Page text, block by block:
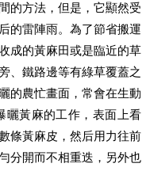
的方法，但是，它顯然受
的雷陣雨。為了節省搬運
成的黃麻田或是臨近的草
、鐵路邊等有綠草覆蓋之
的農忙畫面，常會在生動
曬黃麻的工作，表面上看
條黃麻皮，然后用力往前
分開而不相重迭，另外也